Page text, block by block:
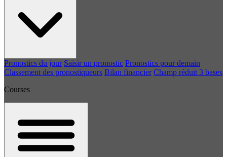
Pronostics du jour Saisir un pronostic Pronostics pour demain
Classement des pronostiqueurs Bilan financier Champ réduit 3 bases
Courses